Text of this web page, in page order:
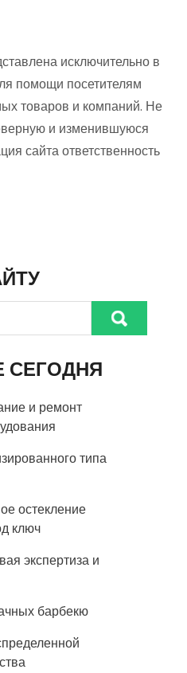
исключительно в
помощи посетителям
товаров и компаний. Не
и изменившуюся
сайта ответственность
СЕГОДНЯ
и ремонт
типа
остекление
ключ
экспертиза и
барбекю